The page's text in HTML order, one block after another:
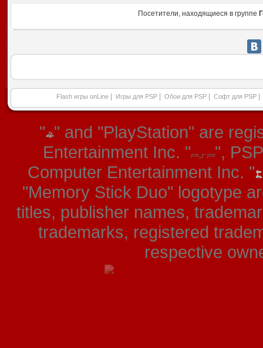
Посетители, находящиеся в группе
Flash игры onLine Игры для PSP Обои для PSP Софт для PSP
" " and "PlayStation" are
Entertainment Inc. "
",
Computer Entertainment Inc. "
"Memory Stick Duo" logotype
titles, publisher names,
trademarks, registered
respective